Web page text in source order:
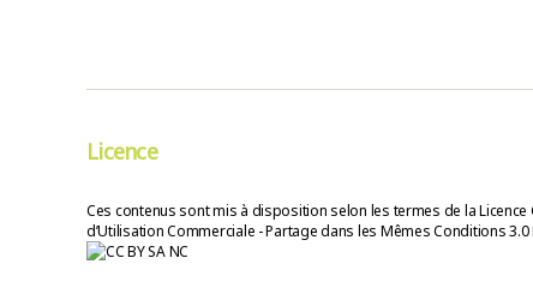
Licence
Ces contenus sont mis à disposition selon les termes de la
d’Utilisation Commerciale - Partage dans les Mêmes Conditions 3.0